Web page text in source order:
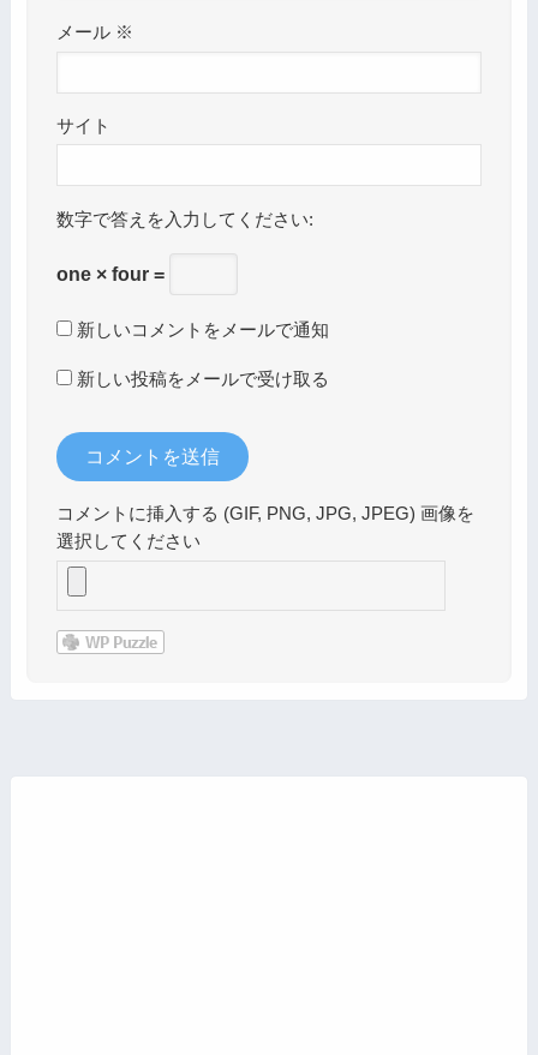
メール ※
サイト
数字で答えを入力してください:
one × four =
新しいコメントをメールで通知
新しい投稿をメールで受け取る
コメントに挿入する (GIF, PNG, JPG, JPEG) 画像を
選択してください